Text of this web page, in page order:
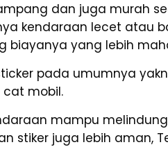
dan juga murah
kendaraan lecet atau
biayanya yang lebih
pada umumnya
mobil.
mampu
stiker juga lebih aman,